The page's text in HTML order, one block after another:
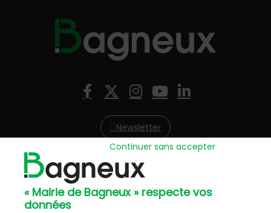
« Mairie de Bagneux » respecte vos
données
Continuer sans accepter
Facebook
X (Twitter)
Instagram
YouTube
LinkedIn
Newsletter
Hôtel de Ville
57, avenue Henri Ravera - 92220 Bagneux
01 42 31 60 00